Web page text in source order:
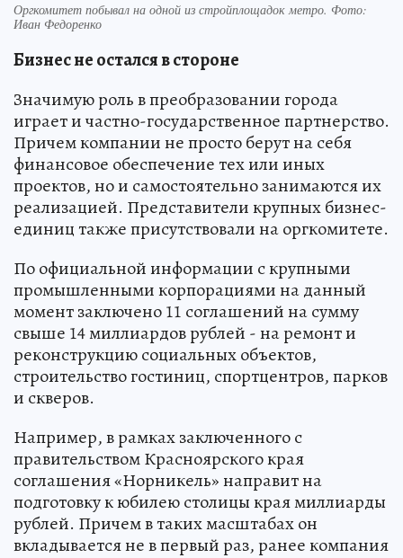
Оргкомитет побывал на одной из стройплощадок метро. Фото:
Иван Федоренко
Бизнес не остался в стороне
Значимую роль в преобразовании города
играет и частно-государственное партнерство.
Причем компании не просто берут на себя
финансовое обеспечение тех или иных
проектов, но и самостоятельно занимаются их
реализацией. Представители крупных бизнес-
единиц также присутствовали на оргкомитете.
По официальной информации с крупными
промышленными корпорациями на данный
момент заключено 11 соглашений на сумму
свыше 14 миллиардов рублей - на ремонт и
реконструкцию социальных объектов,
строительство гостиниц, спортцентров, парков
и скверов.
Например, в рамках заключенного с
правительством Красноярского края
соглашения «Норникель» направит на
подготовку к юбилею столицы края миллиарды
рублей. Причем в таких масштабах он
вкладывается не в первый раз, ранее компания